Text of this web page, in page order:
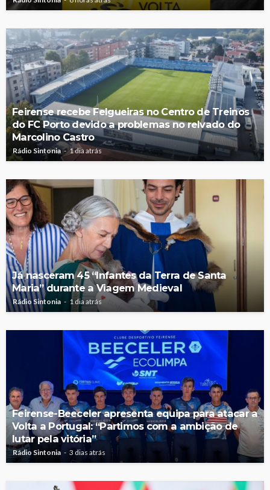
Feirense recebe Felgueiras no Centro de Treinos
do FC Porto devido a problemas no relvado do
Marcolino Castro
Rádio Sintonia 1 dia atrás
Já nasceram 45 “Infantes da Terra de Santa
Maria” durante a Viagem Medieval
Rádio Sintonia 1 dia atrás
Feirense-Beeceler apresenta equipa para atacar a
Volta a Portugal: “Partimos com a ambição de
lutar pela vitória”
Rádio Sintonia 3 dias atrás